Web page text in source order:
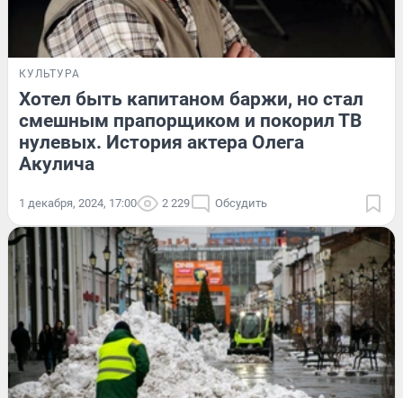
КУЛЬТУРА
Хотел быть капитаном баржи, но стал
смешным прапорщиком и покорил ТВ
нулевых. История актера Олега
Акулича
1 декабря, 2024, 17:00 2 229 Обсудить